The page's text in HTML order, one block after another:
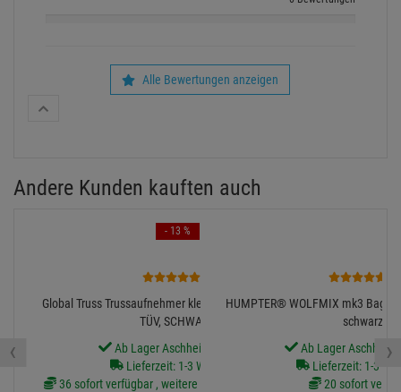
Alle Bewertungen anzeigen
Andere Kunden kauften auch
Global Truss Trussaufnehmer klein, 100kg, 30mm breit,
TÜV, SCHWARZ
Ab Lager Aschheim lieferbar
Lieferzeit: 1-3 Werktage
36 sofort verfügbar , weitere Artikel ab Zentrallager
- 13 %
HUMPTER® WOLFMIX mk3 Bag /
schwarz
Ab Lager
Lieferzeit: 1-3
20 sofort
‹ ›